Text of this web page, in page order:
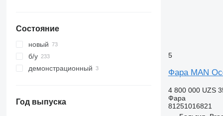
Состояние
новый
б/у
демонстрационный
Год выпуска
5
Фара MAN
4 800 000 UZS
Фара
81251016821